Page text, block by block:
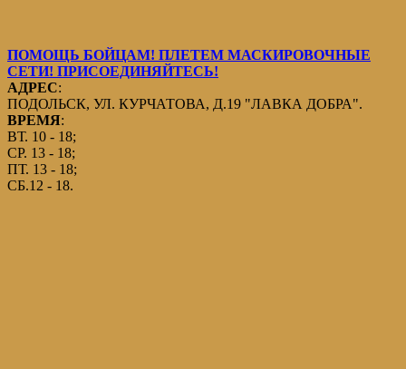
ПОМОЩЬ БОЙЦАМ! ПЛЕТЕМ МАСКИРОВОЧНЫЕ
СЕТИ! ПРИСОЕДИНЯЙТЕСЬ!
АДРЕС:
ПОДОЛЬСК, УЛ. КУРЧАТОВА, Д.19 "ЛАВКА ДОБРА".
ВРЕМЯ:
ВТ. 10 - 18;
СР. 13 - 18;
ПТ. 13 - 18;
СБ.12 - 18.